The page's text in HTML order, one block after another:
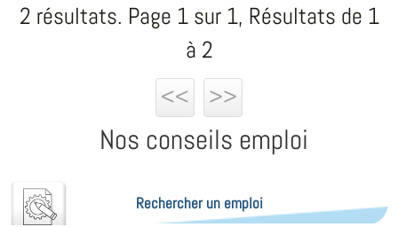
2 résultats. Page 1 sur 1, Résultats de 1
à 2
<<
>>
Nos conseils emploi
Rechercher un emploi